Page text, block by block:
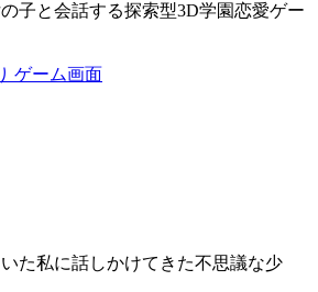
子と会話する探索型3D学園恋愛ゲー
た私に話しかけてきた不思議な少